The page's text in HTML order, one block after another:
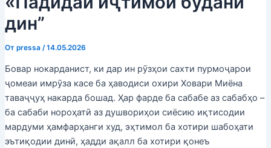
дин”
От pressa /14.05.2026
Бовар нокарданист, ки дар ин рӯзҳои сахти пурмоҷарои
ҷомеаи имрӯза касе ба ҳаводиси охири Ховари Миёна
таваҷҷуҳ накарда бошад. Ҳар фарде ба сабабе аз сабабҳо –
ба сабаби нороҳатӣ аз душвориҳои сиёсию иқтисодии
мардуми ҳамфарҳанги худ, эҳтимол ба хотири шабоҳати
эътиқодии динӣ, ҳадди ақалл ба хотири қонеъ